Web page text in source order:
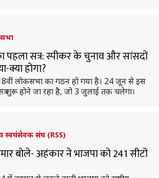
पहला सत्र: स्पीकर के चुनाव और सांसदों
होगा?
लोकसभा का गठन हो गया है। 24 जून से इस
शुरू होने जा रहा है, जो 3 जुलाई तक चलेगा।
स्वयंसेवक संघ (RSS)
बोले- अहंकार ने भाजपा को 241 सीटों